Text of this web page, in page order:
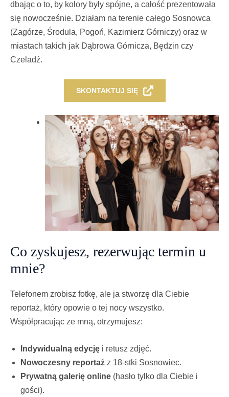
dbając o to, by kolory były spójne, a całość prezentowała
się nowocześnie. Działam na terenie całego Sosnowca
(Zagórze, Środula, Pogoń, Kazimierz Górniczy) oraz w
miastach takich jak Dąbrowa Górnicza, Będzin czy
Czeladź.
SKONTAKTUJ SIĘ
Co zyskujesz, rezerwując termin u
mnie?
Telefonem zrobisz fotkę, ale ja stworzę dla Ciebie
reportaż, który opowie o tej nocy wszystko.
Współpracując ze mną, otrzymujesz:
Indywidualną edycję i retusz zdjęć.
Nowoczesny reportaż z 18-stki Sosnowiec.
Prywatną galerię online (hasło tylko dla Ciebie i
gości).